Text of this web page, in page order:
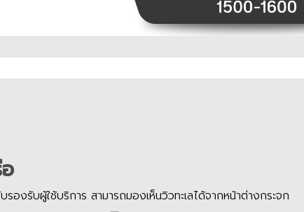
รองรับผู้ใช้บริการ สามารถมองเห็นวิวทะเลได้จากหน้าต่างกระจก